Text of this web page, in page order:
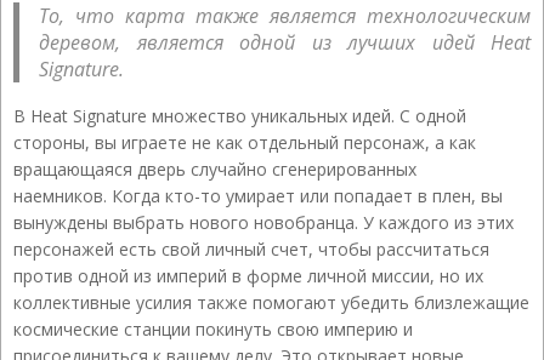
То, что карта также является технологическим
деревом, является одной из лучших идей Heat
Signature.
В Heat Signature множество уникальных идей. С одной
стороны, вы играете не как отдельный персонаж, а как
вращающаяся дверь случайно сгенерированных
наемников. Когда кто-то умирает или попадает в плен, вы
вынуждены выбрать нового новобранца. У каждого из этих
персонажей есть свой личный счет, чтобы рассчитаться
против одной из империй в форме личной миссии, но их
коллективные усилия также помогают убедить близлежащие
космические станции покинуть свою империю и